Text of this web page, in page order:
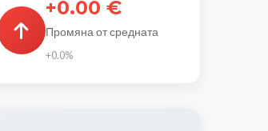
+0.00 €
Промяна от средната
+0.0%